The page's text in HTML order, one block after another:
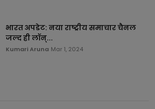
भारत अपडेट: नया राष्ट्रीय समाचार चैनल
जल्द ही लॉन्...
Kumari Aruna Mar 1, 2024